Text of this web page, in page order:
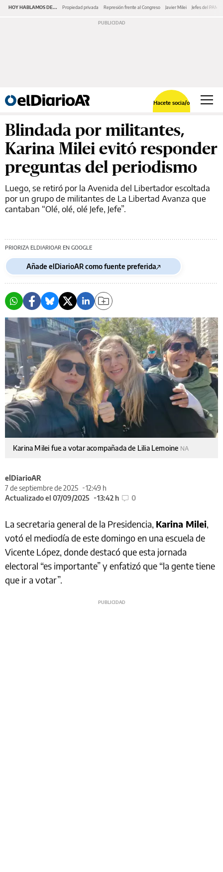
HOY HABLAMOS DE... Propiedad privada Represión frente al Congreso Javier Milei Jefes del PAMI
Hacete socia/o
Blindada por militantes,
Karina Milei evitó responder
preguntas del periodismo
Luego, se retiró por la Avenida del Libertador escoltada
por un grupo de militantes de La Libertad Avanza que
cantaban “Olé, olé, olé Jefe, Jefe”.
PRIORIZA ELDIARIOAR EN GOOGLE
Añade elDiarioAR como fuente preferida
Karina Milei fue a votar acompañada de Lilia Lemoine NA
elDiarioAR
7 de septiembre de 2025
12:49 h
Actualizado el 07/09/2025
13:42 h 0
La secretaria general de la Presidencia, Karina Milei,
votó el mediodía de este domingo en una escuela de
Vicente López, donde destacó que esta jornada
electoral “es importante” y enfatizó que “la gente tiene
que ir a votar”.